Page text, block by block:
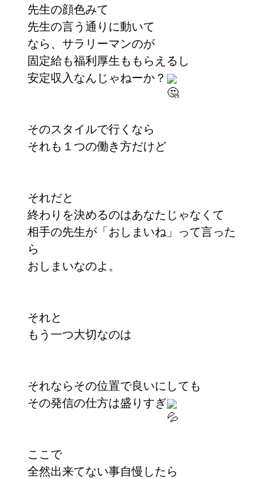
先生の顔色みて
先生の言う通りに動いて
なら、サラリーマンのが
固定給も福利厚生ももらえるし
安定収入なんじゃねーか？
そのスタイルで行くなら
それも１つの働き方だけど
それだと
終わりを決めるのはあなたじゃなくて
相手の先生が「おしまいね」って言った
ら
おしまいなのよ。
それと
もう一つ大切なのは
それならその位置で良いにしても
その発信の仕方は盛りすぎ
ここで
全然出来てない事自慢したら